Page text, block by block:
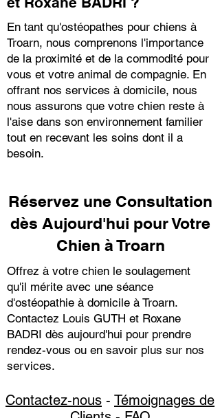
En tant qu'ostéopathes pour chiens à
Troarn, nous comprenons l'importance
de la proximité et de la commodité pour
vous et votre animal de compagnie. En
offrant nos services à domicile, nous
nous assurons que votre chien reste à
l'aise dans son environnement familier
tout en recevant les soins dont il a
besoin.
Réservez une Consultation
dès Aujourd'hui pour Votre
Chien à Troarn
Offrez à votre chien le soulagement
qu'il mérite avec une séance
d'ostéopathie à domicile à Troarn.
Contactez Louis GUTH et Roxane
BADRI dès aujourd'hui pour prendre
rendez-vous ou en savoir plus sur nos
services.
Contactez-nous - Témoignages de